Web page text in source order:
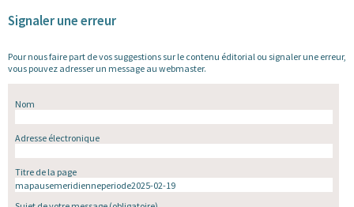
Signaler une erreur
Pour nous faire part de vos suggestions sur le contenu éditorial ou signaler une erreur,
vous pouvez adresser un message au webmaster.
Nom
Adresse électronique
Titre de la page